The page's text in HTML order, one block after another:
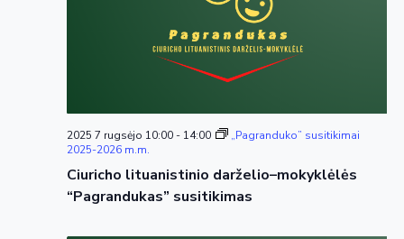
Ciuricho lituanistinio darželio–mokyklėlės
“Pagrandukas” susitikimas
2025 7 rugsėjo 10:00- 14:00
„Pagranduko” susitikimai
2025-2026 m.m.